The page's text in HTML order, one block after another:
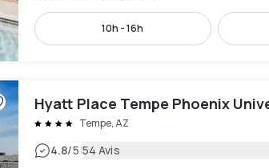
10h - 16h
Hyatt Place Tempe Phoenix
Tempe, AZ
4.8/5|54 Avis